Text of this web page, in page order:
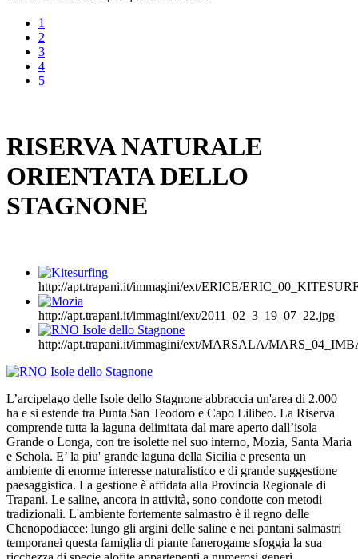
1
2
3
4
5
RISERVA NATURALE
ORIENTATA DELLO
STAGNONE
http://apt.trapani.it/immagini/ext/ERICE/
http://apt.trapani.it/immagini/ext/2011_02_3_19_07_22.jpg
http://apt.trapani.it/immagini/ext/MARSALA/
L’arcipelago delle Isole dello Stagnone abbraccia un'area di 2.000
ha e si estende tra Punta San Teodoro e Capo Lilibeo. La Riserva
comprende tutta la laguna delimitata dal mare aperto dall’isola
Grande o Longa, con tre isolette nel suo interno, Mozia, Santa Maria
e Schola. E’ la piu' grande laguna della Sicilia e presenta un
ambiente di enorme interesse naturalistico e di grande suggestione
paesaggistica. La gestione è affidata alla Provincia Regionale di
Trapani. Le saline, ancora in attività, sono condotte con metodi
tradizionali. L'ambiente fortemente salmastro è il regno delle
Chenopodiacee: lungo gli argini delle saline e nei pantani salmastri
temporanei questa famiglia di piante fanerogame sfoggia la sua